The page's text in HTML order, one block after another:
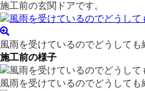
施工前の玄関ドアです。
風雨を受けているのでどうしても
施工前の様子
風雨を受けているのでどうしても